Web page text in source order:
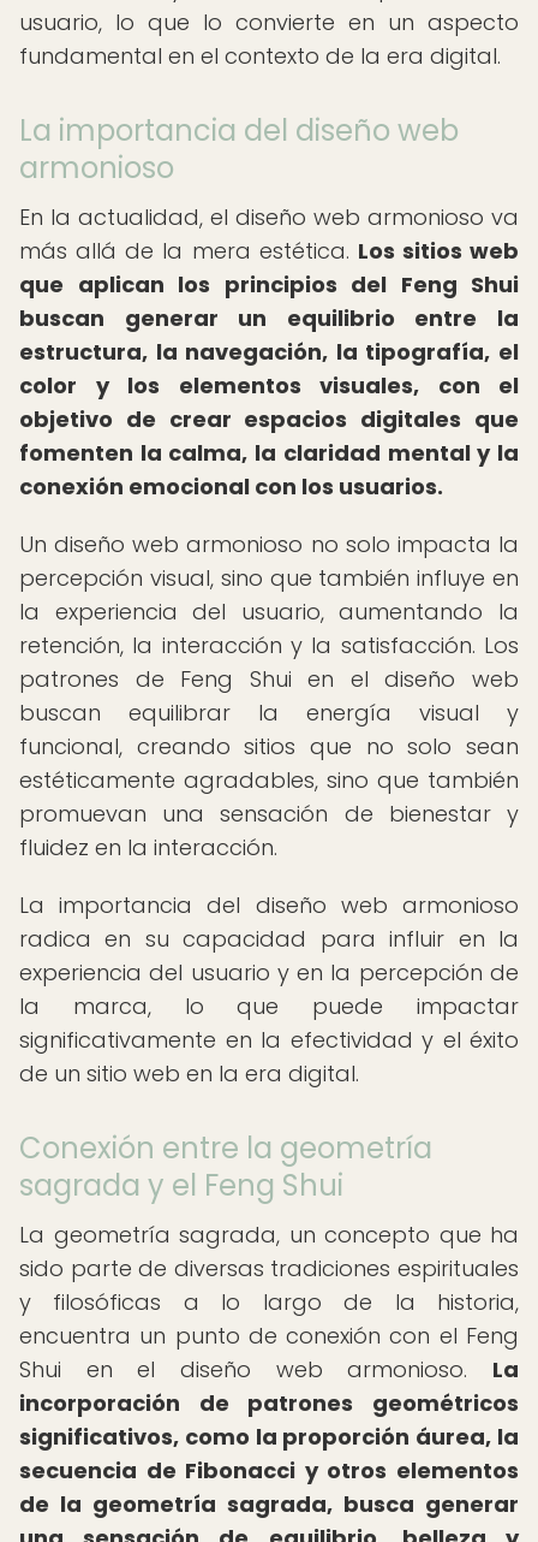
usuario, lo que lo convierte en un aspecto
fundamental en el contexto de la era digital.
La importancia del diseño web
armonioso
En la actualidad, el diseño web armonioso va
más allá de la mera estética. Los sitios web
que aplican los principios del Feng Shui
buscan generar un equilibrio entre la
estructura, la navegación, la tipografía, el
color y los elementos visuales, con el
objetivo de crear espacios digitales que
fomenten la calma, la claridad mental y la
conexión emocional con los usuarios.
Un diseño web armonioso no solo impacta la
percepción visual, sino que también influye en
la experiencia del usuario, aumentando la
retención, la interacción y la satisfacción. Los
patrones de Feng Shui en el diseño web
buscan equilibrar la energía visual y
funcional, creando sitios que no solo sean
estéticamente agradables, sino que también
promuevan una sensación de bienestar y
fluidez en la interacción.
La importancia del diseño web armonioso
radica en su capacidad para influir en la
experiencia del usuario y en la percepción de
la marca, lo que puede impactar
significativamente en la efectividad y el éxito
de un sitio web en la era digital.
Conexión entre la geometría
sagrada y el Feng Shui
La geometría sagrada, un concepto que ha
sido parte de diversas tradiciones espirituales
y filosóficas a lo largo de la historia,
encuentra un punto de conexión con el Feng
Shui en el diseño web armonioso. La
incorporación de patrones geométricos
significativos, como la proporción áurea, la
secuencia de Fibonacci y otros elementos
de la geometría sagrada, busca generar